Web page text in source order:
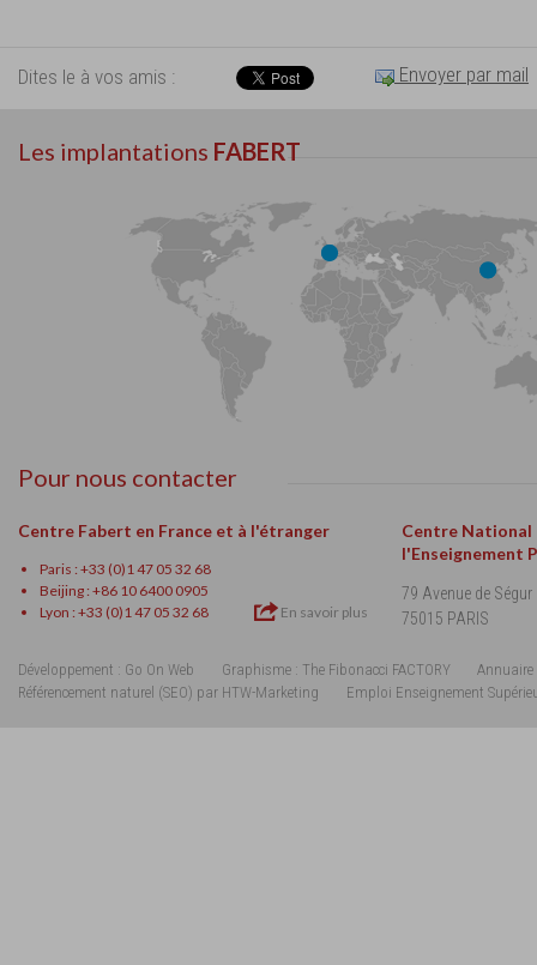
Dites le à vos amis : Envoyer par mail
Les implantations FABERT
Pour nous contacter
Centre Fabert en France et à l'étranger
Paris : +33 (0)1 47 05 32 68
Beijing : +86 10 6400 0905
Lyon : +33 (0)1 47 05 32 68
En savoir plus
Centre National
l'Enseignement
79 Avenue de Ségur
75015 PARIS
Développement : Go On Web Graphisme : The Fibonacci FACTORY
Annuaire
Référencement naturel (SEO) par HTW-Marketing
Emploi Enseignement